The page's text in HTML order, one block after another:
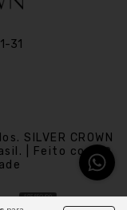
31
SILVER CROWN
| Feito com